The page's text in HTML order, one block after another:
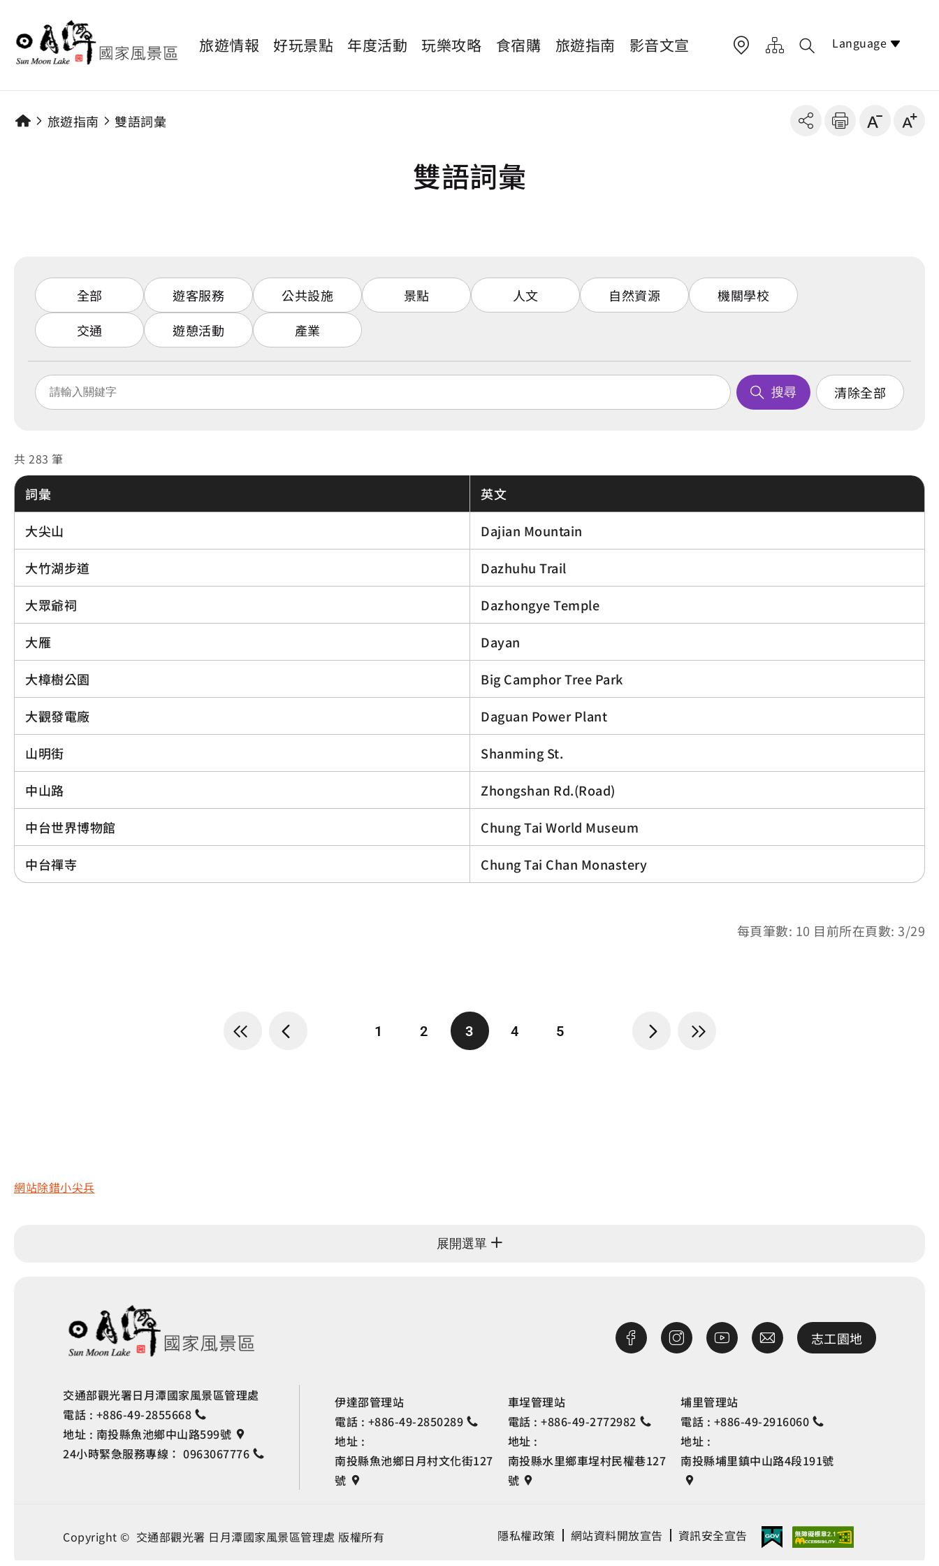
旅遊情報 好玩景點 年度活動 玩樂攻略 食宿購 旅遊指南 影音文宣 Language
旅遊指南 雙語詞彙
雙語詞彙
全部 遊客服務 公共設施 景點 人文 自然資源
機關學校
交通
遊憩活動 產業
搜尋 清除全部
共 283 筆
詞彙 英文
大尖山 Dajian Mountain
大竹湖步道 Dazhuhu Trail
大眾爺祠 Dazhongye Temple
大雁 Dayan
大樟樹公園 Big Camphor Tree Park
大觀發電廠 Daguan Power Plant
山明街 Shanming St.
中山路 Zhongshan Rd.(Road)
中台世界博物館 Chung Tai World Museum
中台禪寺 Chung Tai Chan Monastery
每頁筆數: 10 目前所在頁數: 3/29
1 2 3 4 5
網站除錯小尖兵
展開選單
志工園地
交通部觀光署日月潭國家風景區管理處
電話 : +886-49-2855668
地址 : 南投縣魚池鄉中山路599號
24小時緊急服務專線： 0963067776
伊達邵管理站
電話 : +886-49-2850289
地址 :
南投縣魚池鄉日月村文化街127
號
車埕管理站
電話 :+886-49-2772982
地址 :
南投縣水里鄉車埕村民權巷127
號
埔里管理站
電話 : +886-49-2916060
地址 :
南投縣埔里鎮中山路4段191號
Copyright © 交通部觀光署 日月潭國家風景區管理處 版權所有 隱私權政策 網站資料開放宣告 資訊安全宣告